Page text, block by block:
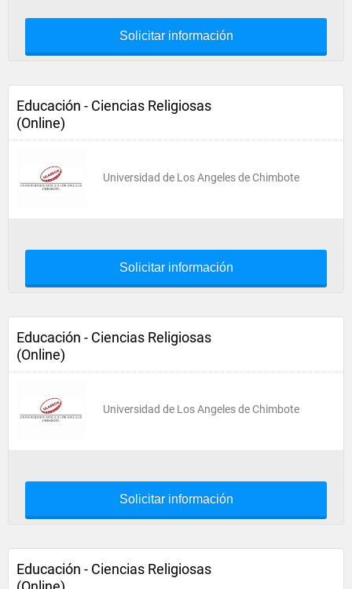
Solicitar información
Educación - Ciencias Religiosas
(Online)
Universidad de Los Angeles de Chimbote
Solicitar información
Educación - Ciencias Religiosas
(Online)
Universidad de Los Angeles de Chimbote
Solicitar información
Educación - Ciencias Religiosas